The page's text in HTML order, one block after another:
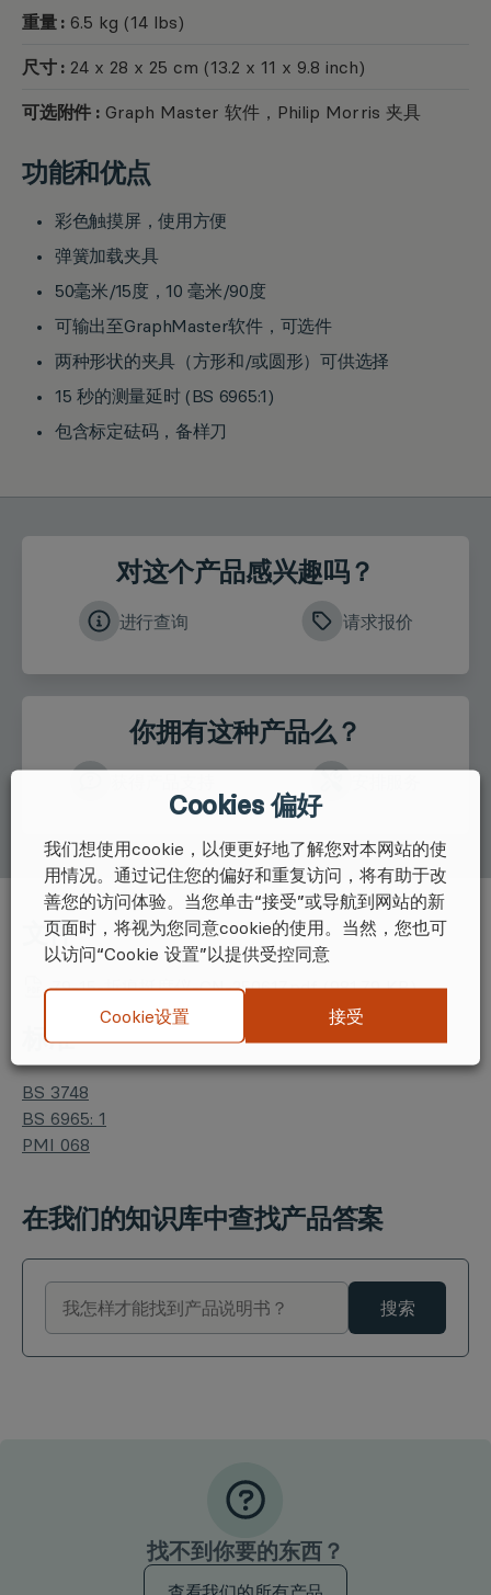
重量 : 6.5 kg (14 lbs)
尺寸 : 24 x 28 x 25 cm (13.2 x 11 x 9.8 inch)
可选附件 :Graph Master 软件，Philip Morris 夹具
功能和优点
彩色触摸屏，使用方便
弹簧加载夹具
50毫米/15度，10 毫米/90度
可输出至GraphMaster软件，可选件
两种形状的夹具（方形和/或圆形）可供选择
15 秒的测量延时 (BS 6965:1)
包含标定砝码，备样刀
对这个产品感兴趣吗？
进行查询 请求报价
你拥有这种产品么？
文件
79-15-折痕挺度仪-CN-250617.pdf (981.79 KB)
标准
BS 3748
BS 6965: 1
PMI 068
在我们的知识库中查找产品答案
搜索
找不到你要的东西？
Cookies 偏好
我们想使用cookie，以便更好地了解您对本网站的使
用情况。通过记住您的偏好和重复访问，将有助于改
善您的访问体验。当您单击“接受”或导航到网站的新
页面时，将视为您同意cookie的使用。当然，您也可
以访问“Cookie 设置”以提供受控同意
Cookie设置 接受